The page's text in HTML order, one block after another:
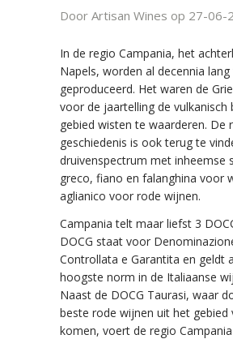
Door Artisan Wines op 27-06-
In de regio Campania, het
Napels, worden al decennia
geproduceerd. Het waren de
voor de jaartelling de vulkanisch
gebied wisten te waarderen. De
geschiedenis is ook terug te
druivenspectrum met inheemse
greco, fiano en falanghina voor
aglianico voor rode wijnen.
Campania telt maar liefst 3
DOCG staat voor
Controllata e Garantita en geldt
hoogste norm in de Italiaanse
Naast de DOCG Taurasi, waar
beste rode wijnen uit het gebied
komen, voert de regio